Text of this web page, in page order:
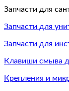
Запчасти для
Запчасти для
Запчасти для
Клавиши смыва
Крепления и